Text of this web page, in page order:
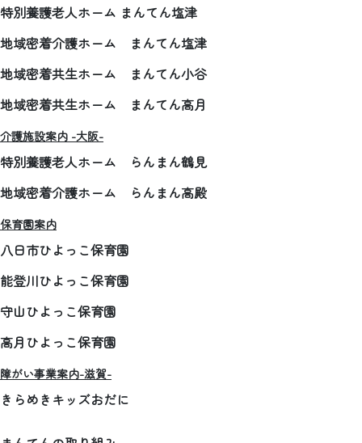
特別養護老人ホーム まんてん塩津
地域密着介護ホーム まんてん塩津
地域密着共生ホーム まんてん小谷
地域密着共生ホーム まんてん高月
介護施設案内 -大阪-
特別養護老人ホーム らんまん鶴見
地域密着介護ホーム らんまん高殿
保育園案内
八日市ひよっこ保育園
能登川ひよっこ保育園
守山ひよっこ保育園
高月ひよっこ保育園
障がい事業案内-滋賀-
きらめきキッズおだに